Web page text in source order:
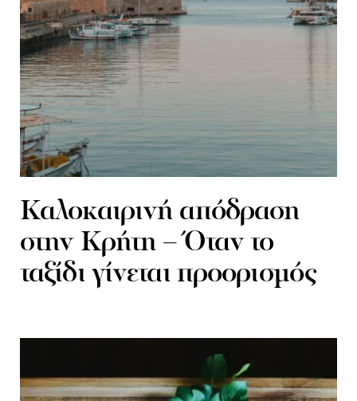
Καλοκαιρινή απόδραση
στην Κρήτη – Όταν το
ταξίδι γίνεται προορισμός